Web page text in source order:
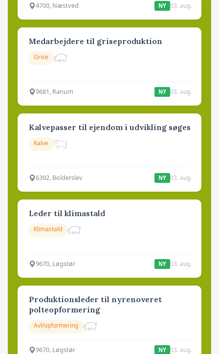
4700, Næstved NY 03. aug.
Medarbejdere til griseproduktion
Grise
9681, Ranum NY 03. aug.
Kalvepasser til ejendom i udvikling søges
Kalve
6392, Bolderslev NY 03. aug.
Leder til klimastald
Klimastald
9670, Løgstør NY 03. aug.
Produktionsleder til nyrenoveret
polteopformering
Avl/opformering
9670, Løgstør NY 03. aug.